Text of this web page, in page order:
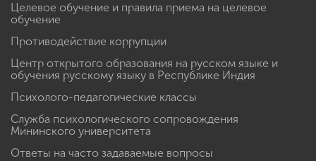
Целевое обучение и правила приема на целевое
обучение
Противодействие коррупции
Центр открытого образования на русском языке и
обучения русскому языку в Республике Индия
Психолого-педагогические классы
Служба психологического сопровождения
Мининского университета
Ответы на часто задаваемые вопросы